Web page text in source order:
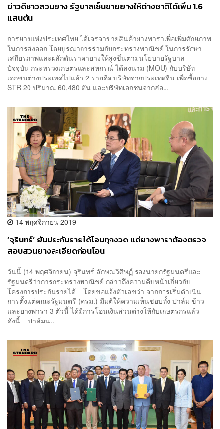
ข่าวดีชาวสวนยาง รัฐบาลเซ็นขายยางให้ต่างชาติได้เพิ่ม 1.6
แสนตัน
การยางแห่งประเทศไทย ได้เจรจาขายสินค้ายางพาราเพื่อเพิ่มศักยภาพ
ในการส่งออก โดยบูรณาการร่วมกับกระทรวงพาณิชย์ ในการรักษา
เสถียรภาพและผลักดันราคายางให้สูงขึ้นตามนโยบายรัฐบาล
ปัจจุบัน กระทรวงเกษตรและสหกรณ์ ได้ลงนาม (MOU) กับบริษัท
เอกชนต่างประเทศไปแล้ว 2 รายคือ บริษัทจากประเทศจีน เพื่อซื้อยาง
STR 20 ปริมาณ 60,480 ตัน และบริษัทเอกชนจากฮ่อ...
14 พฤศจิกายน 2019
‘จุรินทร์’ ยันประกันรายได้โอนทุกงวด แต่ยางพาราต้องตรวจ
สอบสวนยางละเอียดก่อนโอน
วันนี้ (14 พฤศจิกายน) จุรินทร์ ลักษณวิศิษฏ์ รองนายกรัฐมนตรีและ
รัฐมนตรีว่าการกระทรวงพาณิชย์ กล่าวถึงความคืบหน้าเกี่ยวกับ
โครงการประกันรายได้ โดยขอแจ้งตัวเลขว่า จากการเริ่มดำเนิน
การตั้งแต่คณะรัฐมนตรี (ครม.) มีมติให้ความเห็นชอบทั้ง ปาล์ม ข้าว
และยางพารา 3 ตัวนี้ ได้มีการโอนเงินส่วนต่างให้กับเกษตรกรแล้ว
ดังนี้ ปาล์มน...